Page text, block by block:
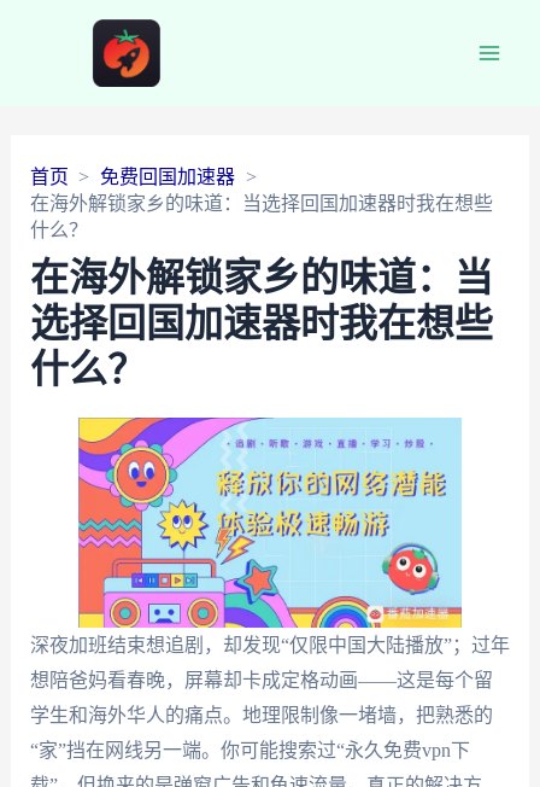
首页
免费回国加速器
在海外解锁家乡的味道：当选择回国加速器时我在想些
什么？
在海外解锁家乡的味道：当
选择回国加速器时我在想些
什么？
深夜加班结束想追剧，却发现“仅限中国大陆播放”；过年
想陪爸妈看春晚，屏幕却卡成定格动画——这是每个留
学生和海外华人的痛点。地理限制像一堵墙，把熟悉的
“家”挡在网线另一端。你可能搜索过“永久免费vpn下